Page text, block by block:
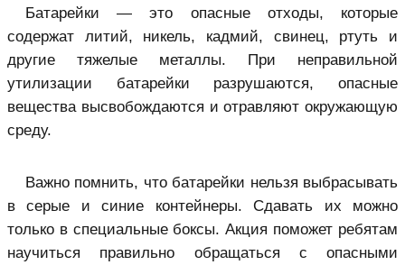
Батарейки — это опасные отходы, которые
содержат литий, никель, кадмий, свинец, ртуть и
другие тяжелые металлы. При неправильной
утилизации батарейки разрушаются, опасные
вещества высвобождаются и отравляют окружающую
среду.
Важно помнить, что батарейки нельзя выбрасывать
в серые и синие контейнеры. Сдавать их можно
только в специальные боксы. Акция поможет ребятам
научиться правильно обращаться с опасными